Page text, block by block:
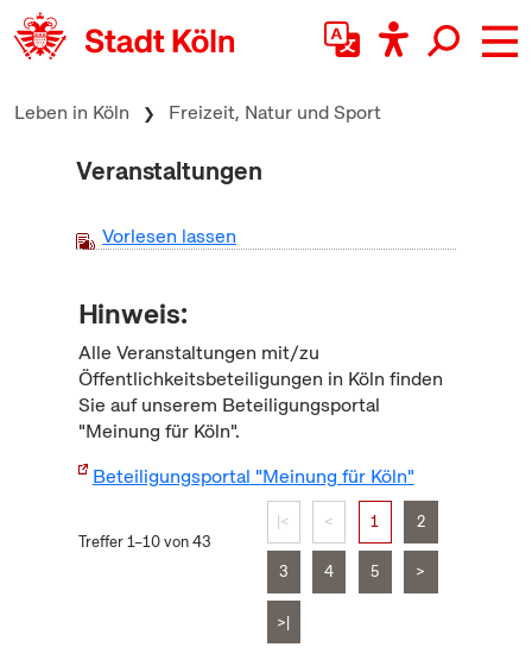
zum Inhalt springen
Leben in Köln Freizeit, Natur und Sport
Veranstaltungen
Vorlesen lassen
Hinweis:
Alle Veranstaltungen mit/zu
Öffentlichkeitsbeteiligungen in Köln finden
Sie auf unserem Beteiligungsportal
"Meinung für Köln".
Beteiligungsportal "Meinung für Köln"
Treffer 1–10 von 43
|< < 1 2
3 4 5 >
>|